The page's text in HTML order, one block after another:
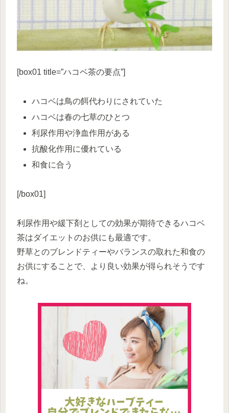
[box01 title=”ハコベ茶の要点”]
ハコベは鳥の餌代わりにされていた
ハコベは春の七草のひとつ
利尿作用や浄血作用がある
抗酸化作用に優れている
和食に合う
[/box01]
利尿作用や緩下剤としての効果が期待できるハコベ
茶はダイエットのお供にも最適です。
野草とのブレンドティーやバランスの取れた和食の
お供にすることで、より良い効果が得られそうです
ね。